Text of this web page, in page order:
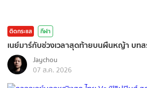
ติดกระแส กีฬา
เนย์มาร์กับช่วงเวลาสุดท้ายบนผืนหญ้า บท
Jaychou
07 ส.ค. 2026